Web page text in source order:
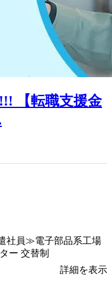
【転職支援金
社員≫電子部品系工場
ー 交替制
詳細を表示